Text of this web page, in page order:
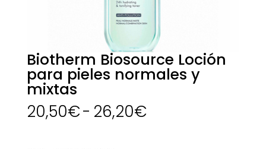
Biotherm Biosource Loción
para pieles normales y
mixtas
20,50€- 26,20€Rango